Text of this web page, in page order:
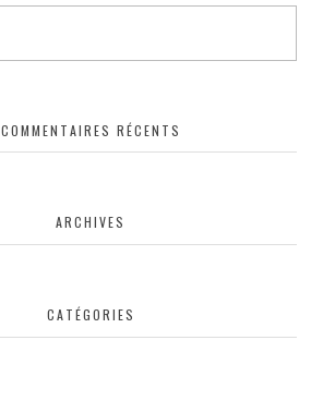
COMMENTAIRES RÉCENTS
ARCHIVES
CATÉGORIES